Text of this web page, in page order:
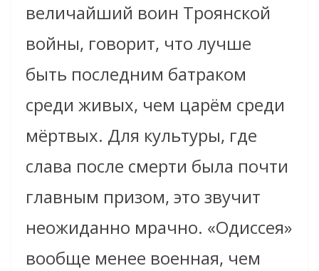
величайший воин Троянской
войны, говорит, что лучше
быть последним батраком
среди живых, чем царём среди
мёртвых. Для культуры, где
слава после смерти была почти
главным призом, это звучит
неожиданно мрачно. «Одиссея»
вообще менее военная, чем